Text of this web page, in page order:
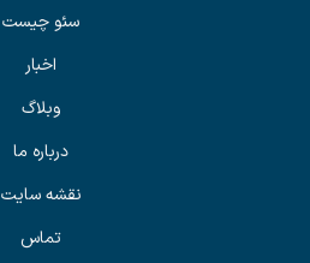
سئو چیست
اخبار
وبلاگ
درباره ما
نقشه سایت
تماس